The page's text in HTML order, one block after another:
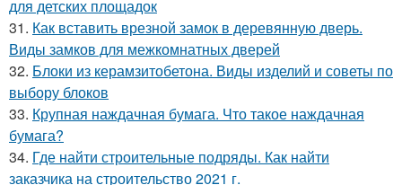
для детских площадок
31. Как вставить врезной замок в деревянную дверь.
Виды замков для межкомнатных дверей
32. Блоки из керамзитобетона. Виды изделий и советы по
выбору блоков
33. Крупная наждачная бумага. Что такое наждачная
бумага?
34. Где найти строительные подряды. Как найти
заказчика на строительство 2021 г.